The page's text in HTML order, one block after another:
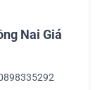
Nai Giá